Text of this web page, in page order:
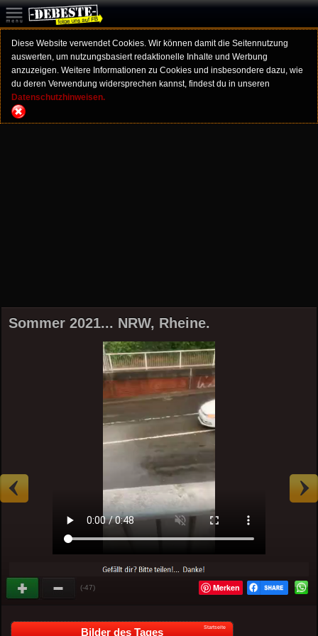
Diese Website verwendet Cookies. Wir können damit die Seitennutzung
auswerten, um nutzungsbasiert redaktionelle Inhalte und Werbung
anzuzeigen. Weitere Informationen zu Cookies und insbesondere dazu, wie
du deren Verwendung widersprechen kannst, findest du in unseren
Datenschutzhinweisen.
Sommer 2021... NRW, Rheine.
(-47) Merken
Bilder des Tages Startseite